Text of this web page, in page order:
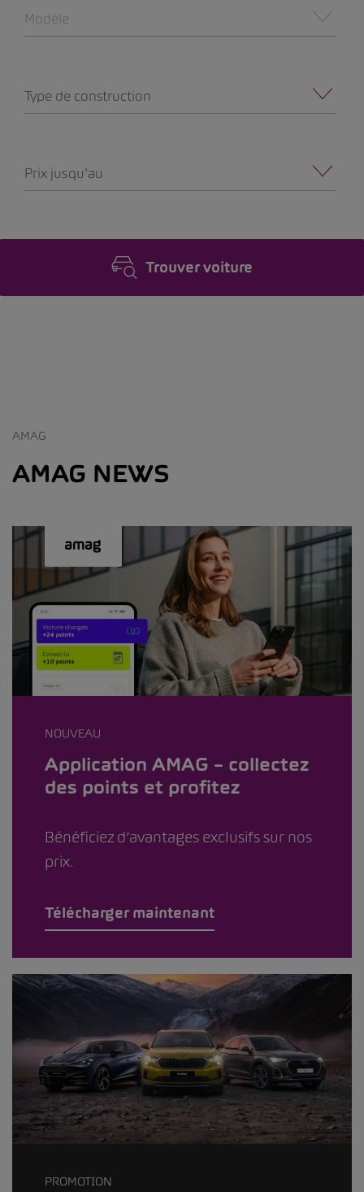
Modèle
Type de construction
Prix jusqu'au
Trouver voiture
AMAG
AMAG NEWS
NOUVEAU
Application AMAG – collectez
des points et profitez
Bénéficiez d’avantages exclusifs sur nos
prix.
Télécharger maintenant
PROMOTION